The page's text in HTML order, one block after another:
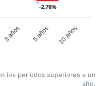
-2,76%
-2,76%
3 años 5 años 10 años
los periodos superiores a un
año.